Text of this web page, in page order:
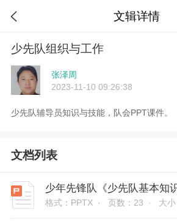
 文辑详情
少先队组织与工作
张泽周
2023-11-10 09:26:38
少先队辅导员知识与技能，队会PPT课件。
文档列表
格式：PPTX · 页数：23 · 大